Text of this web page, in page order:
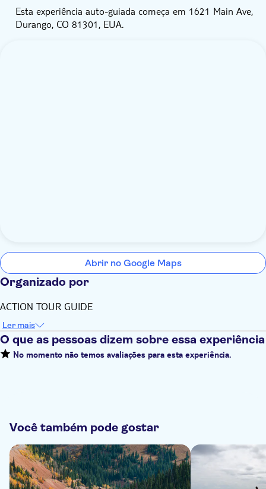
Esta experiência auto-guiada começa em 1621 Main Ave,
Durango, CO 81301, EUA.
Abrir no Google Maps
Organizado por
ACTION TOUR GUIDE
Ler mais
O que as pessoas dizem sobre essa experiência
No momento não temos avaliações para esta experiência.
Você também pode gostar